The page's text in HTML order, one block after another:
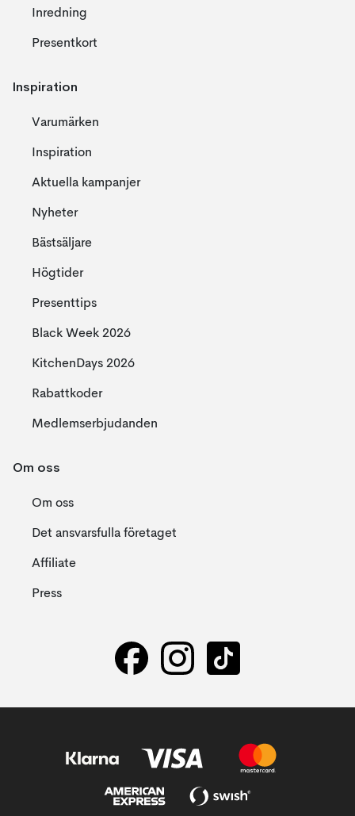
Inredning
Presentkort
Inspiration
Varumärken
Inspiration
Aktuella kampanjer
Nyheter
Bästsäljare
Högtider
Presenttips
Black Week 2026
KitchenDays 2026
Rabattkoder
Medlemserbjudanden
Om oss
Om oss
Det ansvarsfulla företaget
Affiliate
Press